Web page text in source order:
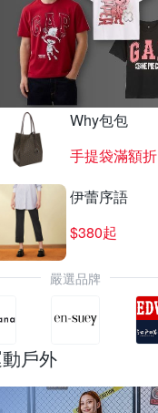
Why包包
手提袋滿額折
伊蕾序語
$380起
嚴選品牌
戶外